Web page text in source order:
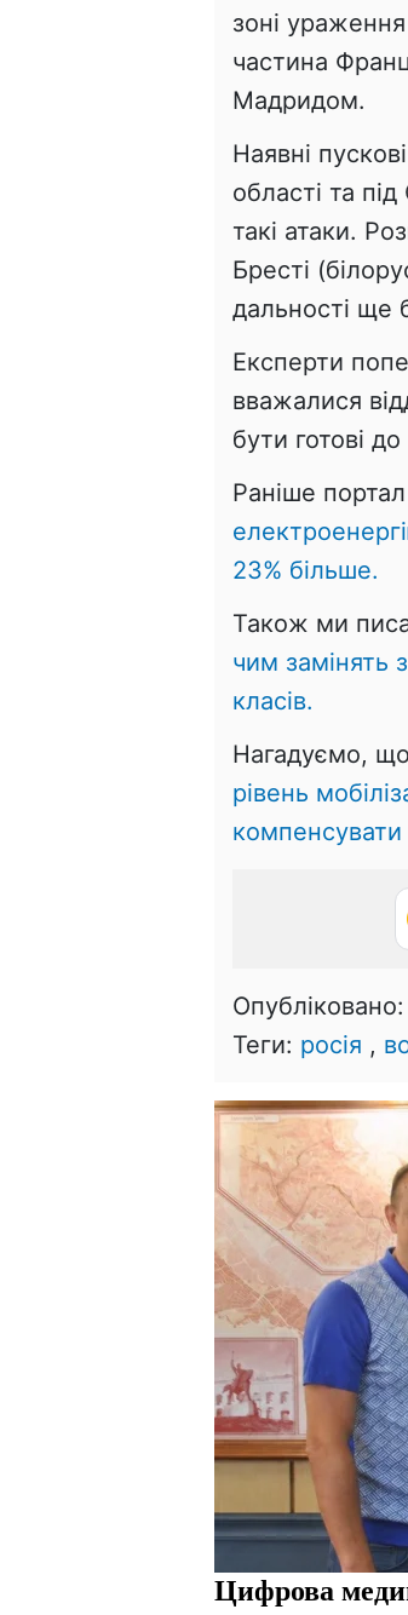
зоні
частина
Мадридом.
Наявні
області та
такі атаки.
Бресті
дальності ще
Експерти
вважалися
бути готові
Раніше
23% більше.
Також ми
чим замінять
класів.
Нагадуємо, що
рівень
компенсувати
Опубліковано:
Теги: росія ,
Цифрова